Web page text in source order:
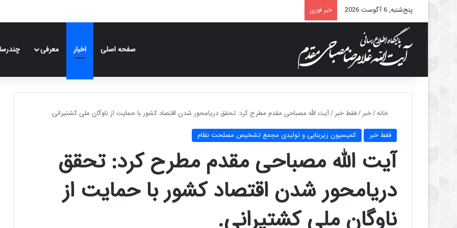
پنج‌شنبه, 6 آگوست 2026 خبر فوری
صفحه اصلی اخبار معرفی
خانه/خبر /فقط خبر /آیت الله مصباحی مقدم مطرح کرد: تحقق دریامحور شدن اقتصاد کشور با حمایت از ناوگان ملی کشتیرانی.
فقط خبر کمیسیون زیربنایی و تولیدی مجمع تشخیص مصلحت نظام
آیت الله مصباحی مقدم مطرح کرد: تحقق
دریامحور شدن اقتصاد کشور با حمایت از
ناوگان ملی کشتیرانی.